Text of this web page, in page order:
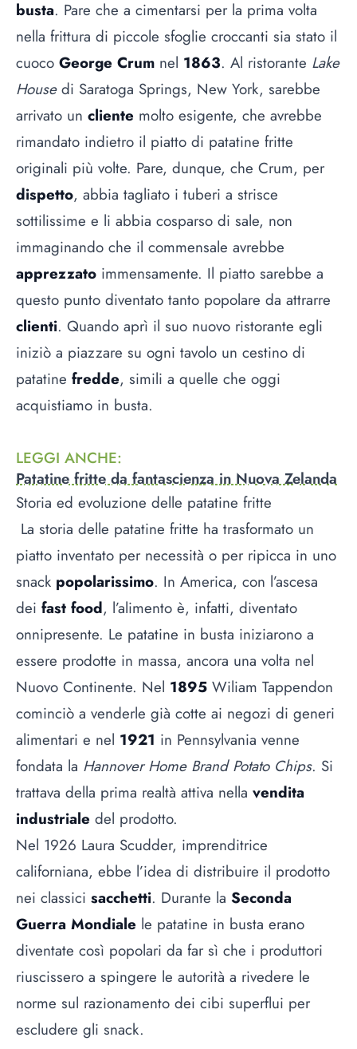
busta. Pare che a cimentarsi per la prima volta
nella frittura di piccole sfoglie croccanti sia stato il
cuoco George Crum nel 1863. Al ristorante Lake
Housedi Saratoga Springs, New York, sarebbe
arrivato un cliente molto esigente, che avrebbe
rimandato indietro il piatto di patatine fritte
originali più volte. Pare, dunque, che Crum, per
dispetto, abbia tagliato i tuberi a strisce
sottilissime e li abbia cosparso di sale, non
immaginando che il commensale avrebbe
apprezzato immensamente. Il piatto sarebbe a
questo punto diventato tanto popolare da attrarre
clienti. Quando aprì il suo nuovo ristorante egli
iniziò a piazzare su ogni tavolo un cestino di
patatine fredde, simili a quelle che oggi
acquistiamo in busta.
LEGGI ANCHE:
Patatine fritte da fantascienza in Nuova Zelanda
Storia ed evoluzione delle patatine fritte
La storia delle patatine fritte ha trasformato un
piatto inventato per necessità o per ripicca in uno
snack popolarissimo. In America, con l’ascesa
dei fast food, l’alimento è, infatti, diventato
onnipresente. Le patatine in busta iniziarono a
essere prodotte in massa, ancora una volta nel
Nuovo Continente. Nel 1895 Wiliam Tappendon
cominciò a venderle già cotte ai negozi di generi
alimentari e nel 1921 in Pennsylvania venne
fondata la Hannover Home Brand Potato Chips. Si
trattava della prima realtà attiva nella vendita
industriale del prodotto.
Nel 1926 Laura Scudder, imprenditrice
californiana, ebbe l’idea di distribuire il prodotto
nei classici sacchetti. Durante la Seconda
Guerra Mondiale le patatine in busta erano
diventate così popolari da far sì che i produttori
riuscissero a spingere le autorità a rivedere le
norme sul razionamento dei cibi superflui per
escludere gli snack.